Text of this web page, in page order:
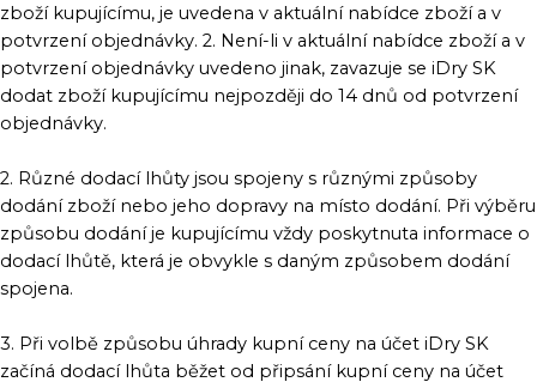
zboží kupujícímu, je uvedena v aktuální nabídce zboží a v
potvrzení objednávky. 2. Není-li v aktuální nabídce zboží a v
potvrzení objednávky uvedeno jinak, zavazuje se iDry SK
dodat zboží kupujícímu nejpozději do 14 dnů od potvrzení
objednávky.
2. Různé dodací lhůty jsou spojeny s různými způsoby
dodání zboží nebo jeho dopravy na místo dodání. Při výběru
způsobu dodání je kupujícímu vždy poskytnuta informace o
dodací lhůtě, která je obvykle s daným způsobem dodání
spojena.
3. Při volbě způsobu úhrady kupní ceny na účet iDry SK
začíná dodací lhůta běžet od připsání kupní ceny na účet